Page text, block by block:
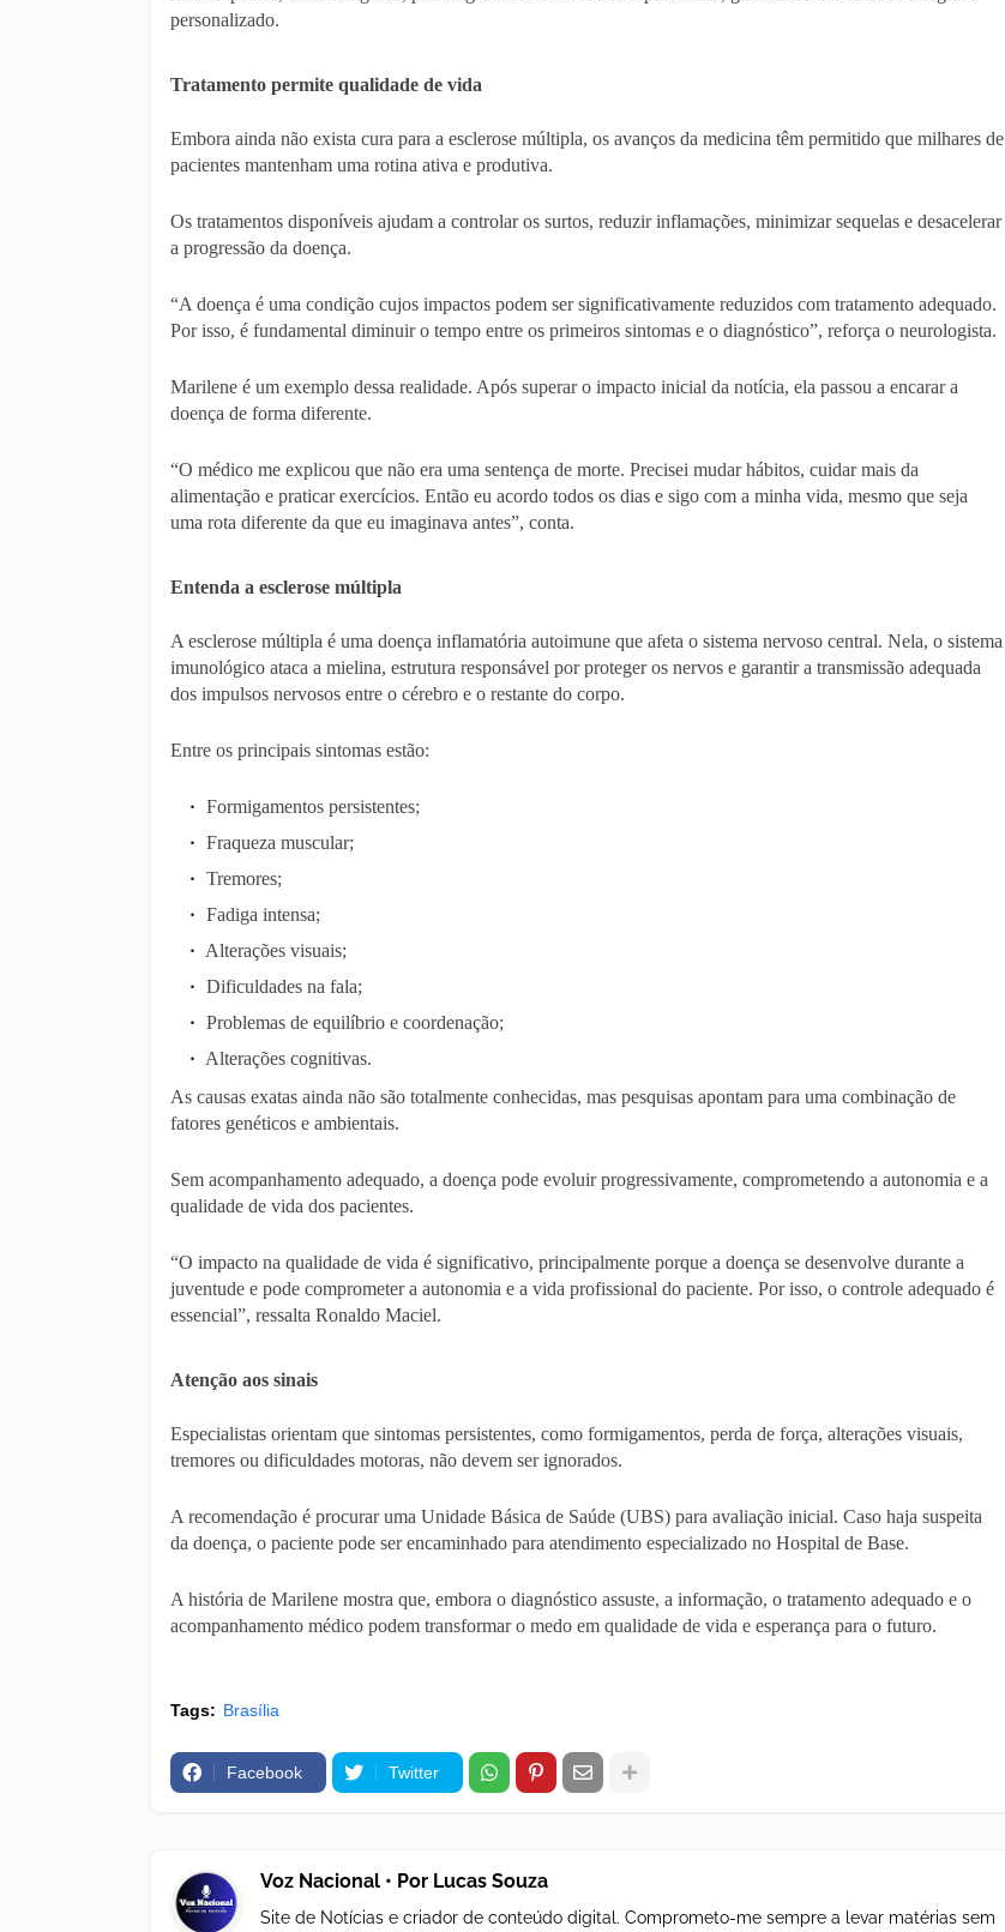
personalizado.
Tratamento permite qualidade de vida
Embora ainda não exista cura para a esclerose múltipla, os avanços da medicina têm permitido que milhares de
pacientes mantenham uma rotina ativa e produtiva.
Os tratamentos disponíveis ajudam a controlar os surtos, reduzir inflamações, minimizar sequelas e desacelerar
a progressão da doença.
“A doença é uma condição cujos impactos podem ser significativamente reduzidos com tratamento adequado.
Por isso, é fundamental diminuir o tempo entre os primeiros sintomas e o diagnóstico”, reforça o neurologista.
Marilene é um exemplo dessa realidade. Após superar o impacto inicial da notícia, ela passou a encarar a
doença de forma diferente.
“O médico me explicou que não era uma sentença de morte. Precisei mudar hábitos, cuidar mais da
alimentação e praticar exercícios. Então eu acordo todos os dias e sigo com a minha vida, mesmo que seja
uma rota diferente da que eu imaginava antes”, conta.
Entenda a esclerose múltipla
A esclerose múltipla é uma doença inflamatória autoimune que afeta o sistema nervoso central. Nela, o sistema
imunológico ataca a mielina, estrutura responsável por proteger os nervos e garantir a transmissão adequada
dos impulsos nervosos entre o cérebro e o restante do corpo.
Entre os principais sintomas estão:
Formigamentos persistentes;
Fraqueza muscular;
Tremores;
Fadiga intensa;
Alterações visuais;
Dificuldades na fala;
Problemas de equilíbrio e coordenação;
Alterações cognitivas.
As causas exatas ainda não são totalmente conhecidas, mas pesquisas apontam para uma combinação de
fatores genéticos e ambientais.
Sem acompanhamento adequado, a doença pode evoluir progressivamente, comprometendo a autonomia e a
qualidade de vida dos pacientes.
“O impacto na qualidade de vida é significativo, principalmente porque a doença se desenvolve durante a
juventude e pode comprometer a autonomia e a vida profissional do paciente. Por isso, o controle adequado é
essencial”, ressalta Ronaldo Maciel.
Atenção aos sinais
Especialistas orientam que sintomas persistentes, como formigamentos, perda de força, alterações visuais,
tremores ou dificuldades motoras, não devem ser ignorados.
A recomendação é procurar uma Unidade Básica de Saúde (UBS) para avaliação inicial. Caso haja suspeita
da doença, o paciente pode ser encaminhado para atendimento especializado no Hospital de Base.
A história de Marilene mostra que, embora o diagnóstico assuste, a informação, o tratamento adequado e o
acompanhamento médico podem transformar o medo em qualidade de vida e esperança para o futuro.
Tags: Brasília
Facebook Twitter
Voz Nacional • Por Lucas Souza
Site de Notícias e criador de conteúdo digital. Comprometo-me sempre a levar matérias sem